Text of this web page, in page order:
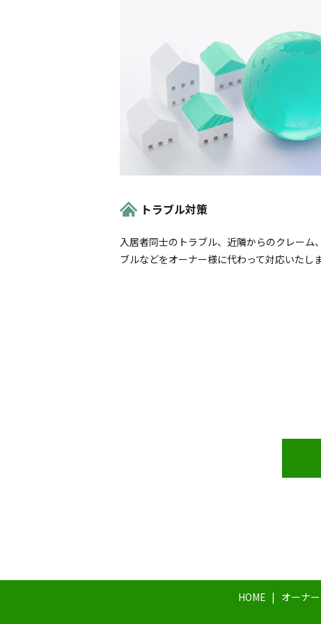
トラブル対策
入居者同士のトラブル、近隣からのクレーム
ブルなどをオーナー様に代わって対応いたしま
HOME オーナ